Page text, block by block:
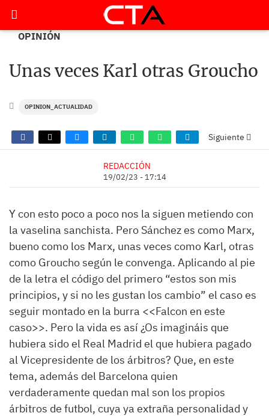
OPINIÓN
Unas veces Karl otras Groucho
OPINION_ACTUALIDAD
Siguiente
REDACCIÓN
19/02/23 - 17:14
Y con esto poco a poco nos la siguen metiendo con
la vaselina sanchista. Pero Sánchez es como Marx,
bueno como los Marx, unas veces como Karl, otras
como Groucho según le convenga. Aplicando al pie
de la letra el código del primero “estos son mis
principios, y si no les gustan los cambio” el caso es
seguir montado en la burra <<Falcon en este
caso>>. Pero la vida es así ¿Os imagináis que
hubiera sido el Real Madrid el que hubiera pagado
al Vicepresidente de los árbitros? Que, en este
tema, además del Barcelona quien
verdaderamente quedan mal son los propios
árbitros de futbol, cuya ya extraña personalidad y